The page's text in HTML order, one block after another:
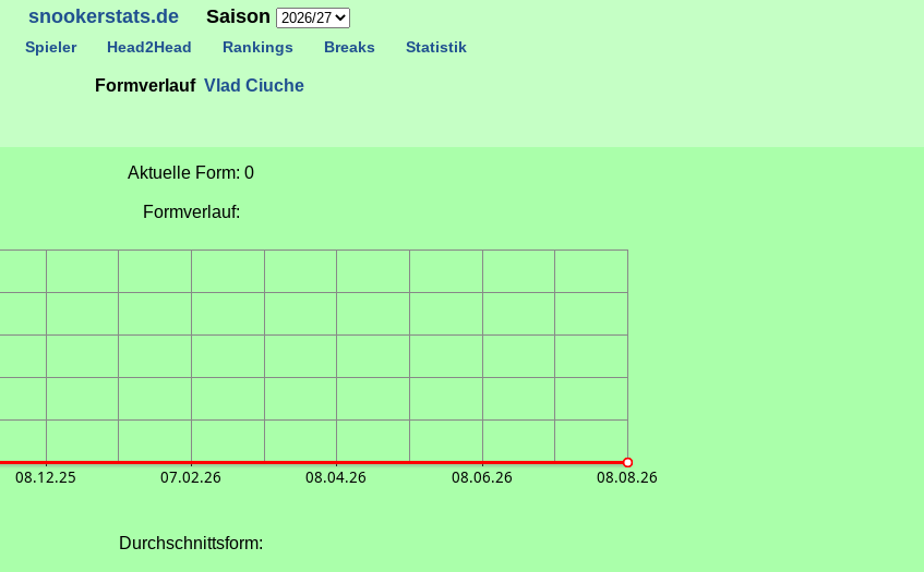
snookerstats.deSaison
Spieler Head2Head Rankings Breaks Statistik
Formverlauf Vlad Ciuche
Aktuelle Form: 0
Formverlauf:
08.12.25 07.02.26 08.04.26 08.06.26 08.08.26
Durchschnittsform: